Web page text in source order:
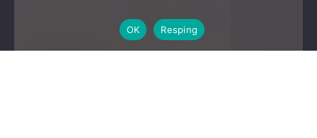
OK Resping